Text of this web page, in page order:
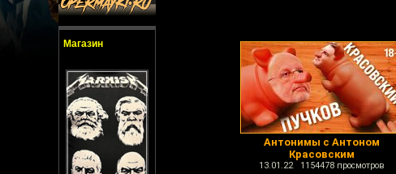
Магазин
Антонимы с Антоном
Красовским
13.01.22 1154478 просмотров